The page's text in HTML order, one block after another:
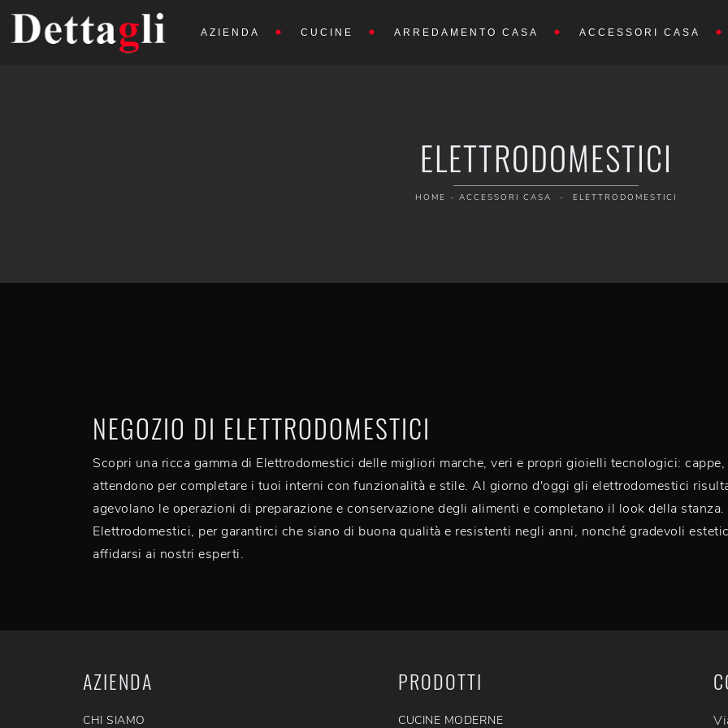
AZIENDA CUCINE ARREDAMENTO CASA ACCESSORI CASA
ELETTRODOMESTICI
HOME - ACCESSORI CASA - ELETTRODOMESTICI
NEGOZIO DI ELETTRODOMESTICI
Scopri una ricca gamma di Elettrodomestici delle migliori marche, veri e propri gioielli tecnologici:
attendono per completare i tuoi interni con funzionalità e stile. Al giorno d'oggi gli elettrodomestici
agevolano le operazioni di preparazione e conservazione degli alimenti e completano il look della
Elettrodomestici, per garantirci che siano di buona qualità e resistenti negli anni, nonché gradevoli
affidarsi ai nostri esperti.
AZIENDA
CHI SIAMO
PRODOTTI
CUCINE MODERNE